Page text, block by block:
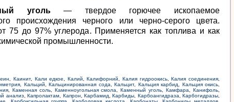
уголь— твердое горючее ископаемое
происхождения черного или черно-серого цвета.
75 до 97% углерода. Применяется как топлива и как
промышленности.
Каинит, Кали едкое Калий ,Калифорний ,Калия гидроокись,Калия соединения
Кальций ,Кальцинированная сода ,Кальцит, Кальция карбид Кальция окись
, Каменная соль, Каменноугольная смола ,Каменный уголь ,Камфара ,Канифоль
анализ,Капролактам Капрон Карбамид ,Карбиды Карбоангидраза Карбогидразы